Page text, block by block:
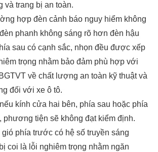
và trang bị an toàn.
hợp đèn cảnh báo nguy hiểm không
phanh không sáng rõ hơn đèn hậu
sau có cạnh sắc, nhọn đều được xếp
trọng nhằm bảo đảm phù hợp với
về chất lượng an toàn kỹ thuật và
đối với xe ô tô.
kính cửa hai bên, phía sau hoặc phía
phương tiện sẽ không đạt kiểm định.
phía trước có hệ số truyền sáng
coi là lỗi nghiêm trọng nhằm ngăn